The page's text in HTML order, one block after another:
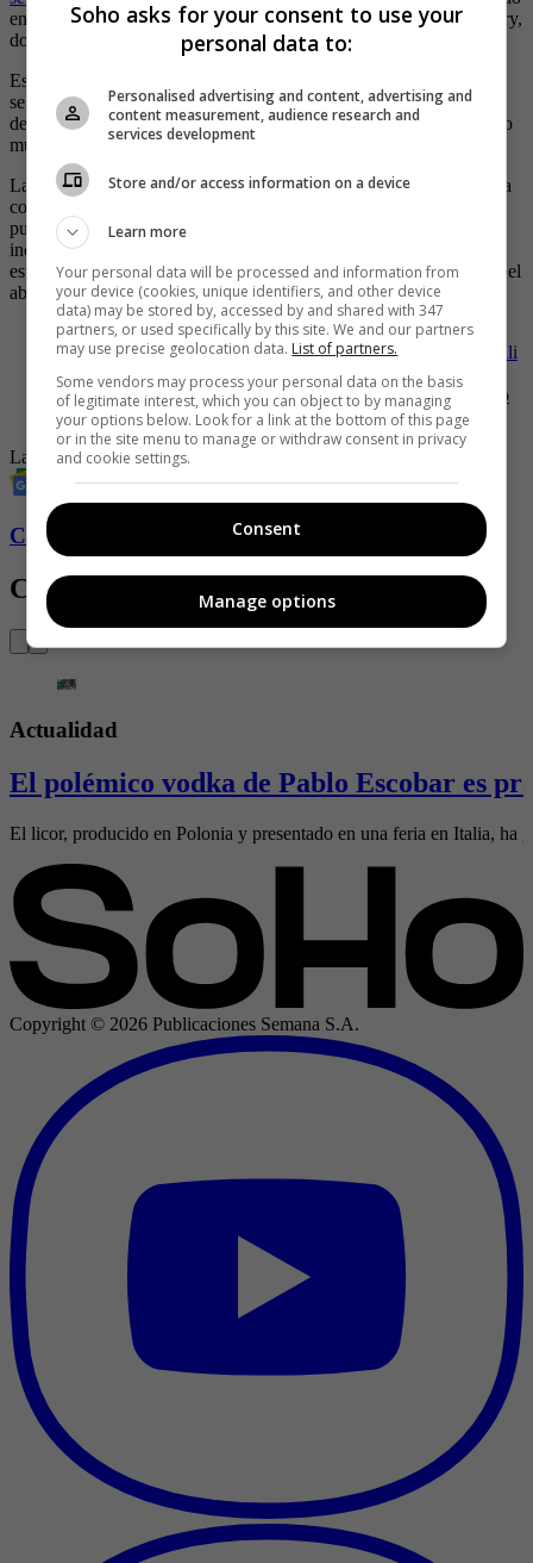
en el crimen y habrá que atenerse a la ley”, explicó Yecid Echeverry,
docente de la Universidad Icesi al medio El País
Estas acciones podrían tener cárcel, pero la situación se analiza
según cada caso. Esto no quiere decir que la ciudadanía no pueda
defenderse, pero si busca disminuir un castigo de un delito con otro
mucho peor sí puede tener muchos problemas.
La carencia de la protección de la justicia por vulnerar la ley es una
consecuencia. “La persona que agrede, que golpea, que lesiona,
puede entrar a responder también penalmente por las lesiones e
inclusive, por la muerte, en [caso de] una tentativa de homicidio a
esta persona que presuntamente ha cometido un delito”, manifestó el
abogado penalista Camilo Burbano aSemana.
-Video: Decenas de personas deciden linchar a ladrón en Cali
y hasta golpean a policías
-Sujeto robó a una mujer y cuando intentó escapar, lo arrolló
un bus de TransMilenio
LadrónCaliJusticia a mano propia
Conozca más de Soho aquí
Contenido Relacionado
Actualidad
El polémico vodka de Pablo Escobar es
El licor, producido en Polonia y presentado en una feria en Italia, ha
Copyright © 2026 Publicaciones Semana S.A.
Soho asks for your consent to use your
personal data to:
Personalised advertising and content, advertising and
content measurement, audience research and
services development
Store and/or access information on a device
Learn more
Your personal data will be processed and information from
your device (cookies, unique identifiers, and other device
data) may be stored by, accessed by and shared with 347
partners, or used specifically by this site. We and our partners
may use precise geolocation data. List of partners.
Some vendors may process your personal data on the basis
of legitimate interest, which you can object to by managing
your options below. Look for a link at the bottom of this page
or in the site menu to manage or withdraw consent in privacy
and cookie settings.
Consent
Manage options